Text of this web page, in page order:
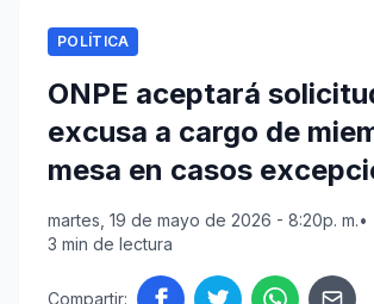
POLÍTICA
ONPE aceptará
excusa a cargo de
mesa en casos
martes, 19 de mayo de 2026 - 8:20p. m.•
3 min de lectura
Compartir: